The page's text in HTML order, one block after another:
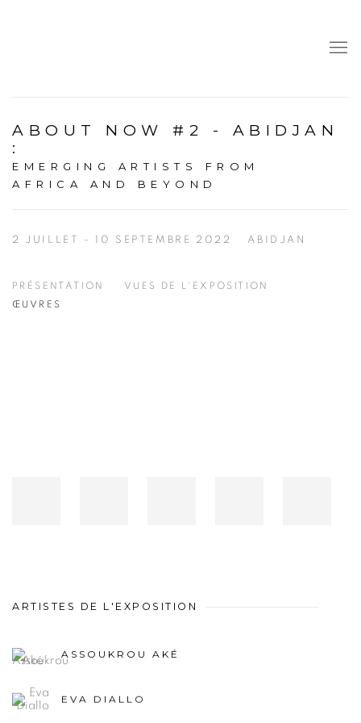
ABOUT NOW #2 - ABIDJAN
:
EMERGING ARTISTS FROM
AFRICA AND BEYOND
2 JUILLET - 10 SEPTEMBRE 2022 ABIDJAN
PRÉSENTATION
VUES DE L'EXPOSITION
ŒUVRES
ARTISTES DE L'EXPOSITION
ASSOUKROU AKÉ
EVA DIALLO